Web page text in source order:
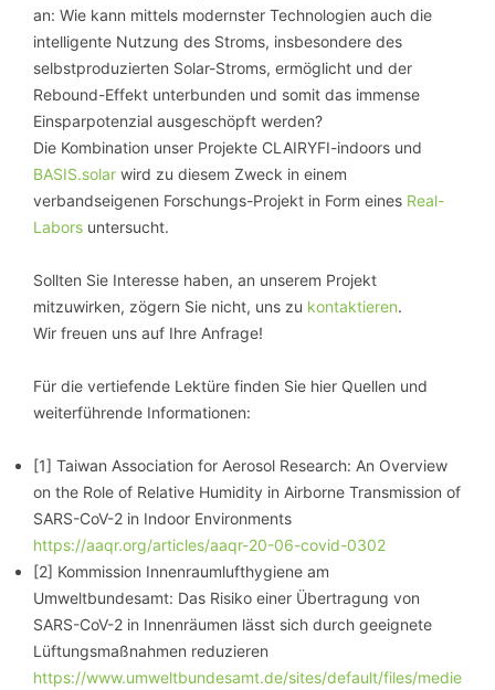
an: Wie kann mittels modernster Technologien auch die
intelligente Nutzung des Stroms, insbesondere des
selbstproduzierten Solar-Stroms, ermöglicht und der
Rebound-Effekt unterbunden und somit das immense
Einsparpotenzial ausgeschöpft werden?
Die Kombination unser Projekte CLAIRYFI-indoors und
BASIS.solar wird zu diesem Zweck in einem
verbandseigenen Forschungs-Projekt in Form eines Real-
Labors untersucht.
Sollten Sie Interesse haben, an unserem Projekt
mitzuwirken, zögern Sie nicht, uns zu kontaktieren.
Wir freuen uns auf Ihre Anfrage!
Für die vertiefende Lektüre finden Sie hier Quellen und
weiterführende Informationen:
[1] Taiwan Association for Aerosol Research: An Overview
on the Role of Relative Humidity in Airborne Transmission of
SARS-CoV-2 in Indoor Environments
https://aaqr.org/articles/aaqr-20-06-covid-0302
[2] Kommission Innenraumlufthygiene am
Umweltbundesamt: Das Risiko einer Übertragung von
SARS-CoV-2 in Innenräumen lässt sich durch geeignete
Lüftungsmaßnahmen reduzieren
https://www.umweltbundesamt.de/sites/default/files/medie